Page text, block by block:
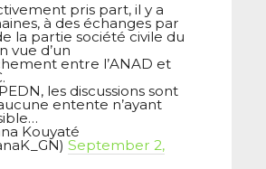
pris part, il y a
à des échanges par
la partie société civile du
vue d’un
entre l’ANAD et
les discussions sont
entente n’ayant
Kouyaté
September 2,